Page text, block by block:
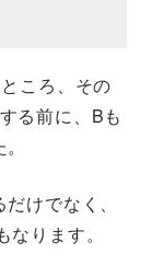
ころ、その
る前に、 Bも
けでなく、
ります。